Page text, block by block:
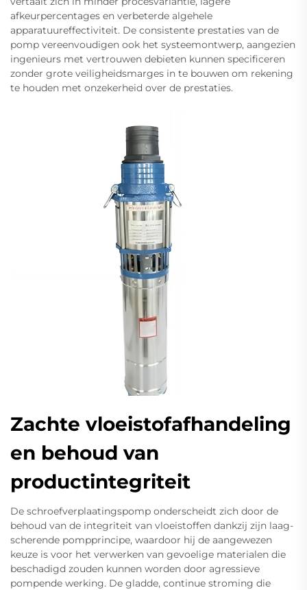
afkeurpercentages en verbeterde algehele
apparatuureffectiviteit. De consistente prestaties van de
pomp vereenvoudigen ook het systeemontwerp, aangezien
ingenieurs met vertrouwen debieten kunnen specificeren
zonder grote veiligheidsmarges in te bouwen om rekening
te houden met onzekerheid over de prestaties.
Zachte vloeistofafhandeling
en behoud van
productintegriteit
De schroefverplaatingspomp onderscheidt zich door de
behoud van de integriteit van vloeistoffen dankzij zijn laag-
scherende pompprincipe, waardoor hij de aangewezen
keuze is voor het verwerken van gevoelige materialen die
beschadigd zouden kunnen worden door agressieve
pompende werking. De gladde, continue stroming die